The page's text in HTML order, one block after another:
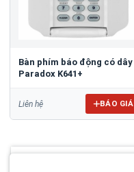
Bàn phím báo động có dây
Paradox K641+
Liên hệ BÁO GIÁ